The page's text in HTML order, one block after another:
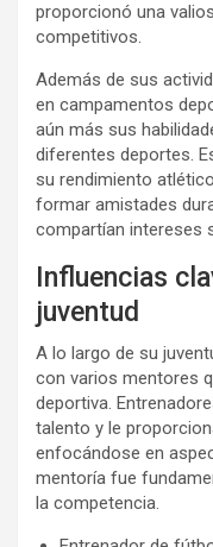
proporcionó una
competitivos.
Además de sus
en campamentos
aún más sus
diferentes deportes.
su rendimiento
formar amistades
compartían intereses
Influencias
juventud
A lo largo de su
con varios mentores
deportiva.
talento y le
enfocándose en
mentoría fue
la competencia.